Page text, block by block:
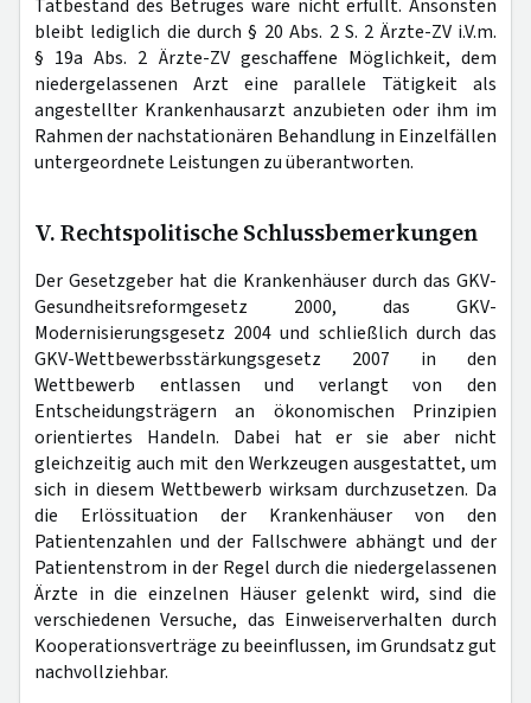
Tatbestand des Betruges wäre nicht erfüllt. Ansonsten
bleibt lediglich die durch § 20 Abs. 2 S. 2 Ärzte-ZV i.V.m.
§ 19a Abs. 2 Ärzte-ZV geschaffene Möglichkeit, dem
niedergelassenen Arzt eine parallele Tätigkeit als
angestellter Krankenhausarzt anzubieten oder ihm im
Rahmen der nachstationären Behandlung in Einzelfällen
untergeordnete Leistungen zu überantworten.
V. Rechtspolitische Schlussbemerkungen
Der Gesetzgeber hat die Krankenhäuser durch das GKV-
Gesundheitsreformgesetz 2000, das GKV-
Modernisierungsgesetz 2004 und schließlich durch das
GKV-Wettbewerbsstärkungsgesetz 2007 in den
Wettbewerb entlassen und verlangt von den
Entscheidungsträgern an ökonomischen Prinzipien
orientiertes Handeln. Dabei hat er sie aber nicht
gleichzeitig auch mit den Werkzeugen ausgestattet, um
sich in diesem Wettbewerb wirksam durchzusetzen. Da
die Erlössituation der Krankenhäuser von den
Patientenzahlen und der Fallschwere abhängt und der
Patientenstrom in der Regel durch die niedergelassenen
Ärzte in die einzelnen Häuser gelenkt wird, sind die
verschiedenen Versuche, das Einweiserverhalten durch
Kooperationsverträge zu beeinflussen, im Grundsatz gut
nachvollziehbar.